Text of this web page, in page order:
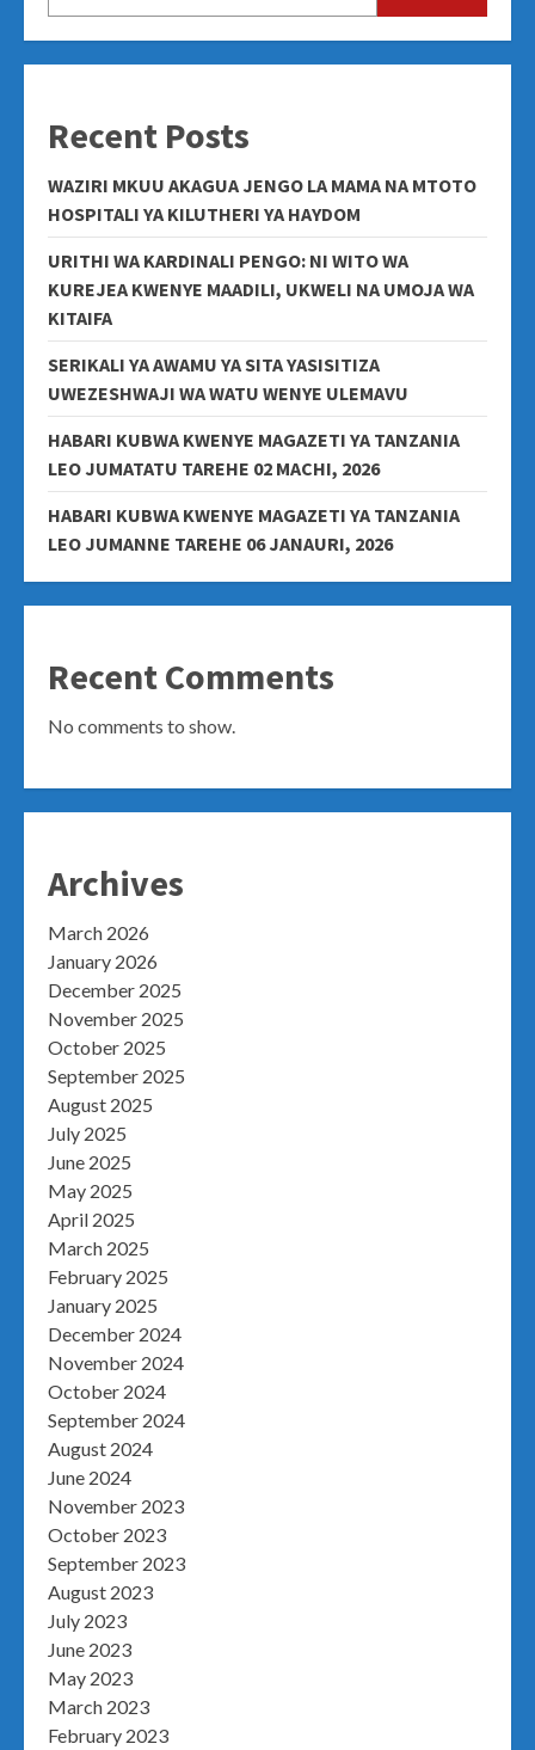
Recent Posts
WAZIRI MKUU AKAGUA JENGO LA MAMA NA MTOTO
HOSPITALI YA KILUTHERI YA HAYDOM
URITHI WA KARDINALI PENGO: NI WITO WA
KUREJEA KWENYE MAADILI, UKWELI NA UMOJA WA
KITAIFA
SERIKALI YA AWAMU YA SITA YASISITIZA
UWEZESHWAJI WA WATU WENYE ULEMAVU
HABARI KUBWA KWENYE MAGAZETI YA TANZANIA
LEO JUMATATU TAREHE 02 MACHI, 2026
HABARI KUBWA KWENYE MAGAZETI YA TANZANIA
LEO JUMANNE TAREHE 06 JANAURI, 2026
Recent Comments
No comments to show.
Archives
March 2026
January 2026
December 2025
November 2025
October 2025
September 2025
August 2025
July 2025
June 2025
May 2025
April 2025
March 2025
February 2025
January 2025
December 2024
November 2024
October 2024
September 2024
August 2024
June 2024
November 2023
October 2023
September 2023
August 2023
July 2023
June 2023
May 2023
March 2023
February 2023